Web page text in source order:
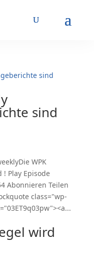
sind
WPK
Play Episode
Abonnieren Teilen
class="wp-
wird